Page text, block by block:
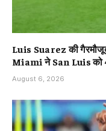
Luis Suarez की
Miami ने San Luis को
August 6, 2026